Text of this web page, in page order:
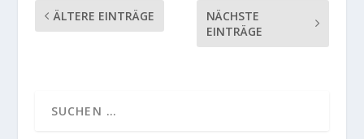
ÄLTERE EINTRÄGE
NÄCHSTE
EINTRÄGE